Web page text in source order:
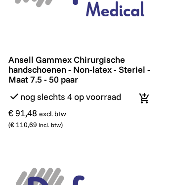
- Non-latex - Steriel - Maat 7.0 - 50
Ansell Gammex Chirurgische
Ansell Gammex Chirurgische
handschoenen - Non-latex - Steriel -
Maat 7.5 - 50 paar
nog slechts 4 op voorraad
€ 91,48 excl. btw
(€ 110,69 incl. btw)
In